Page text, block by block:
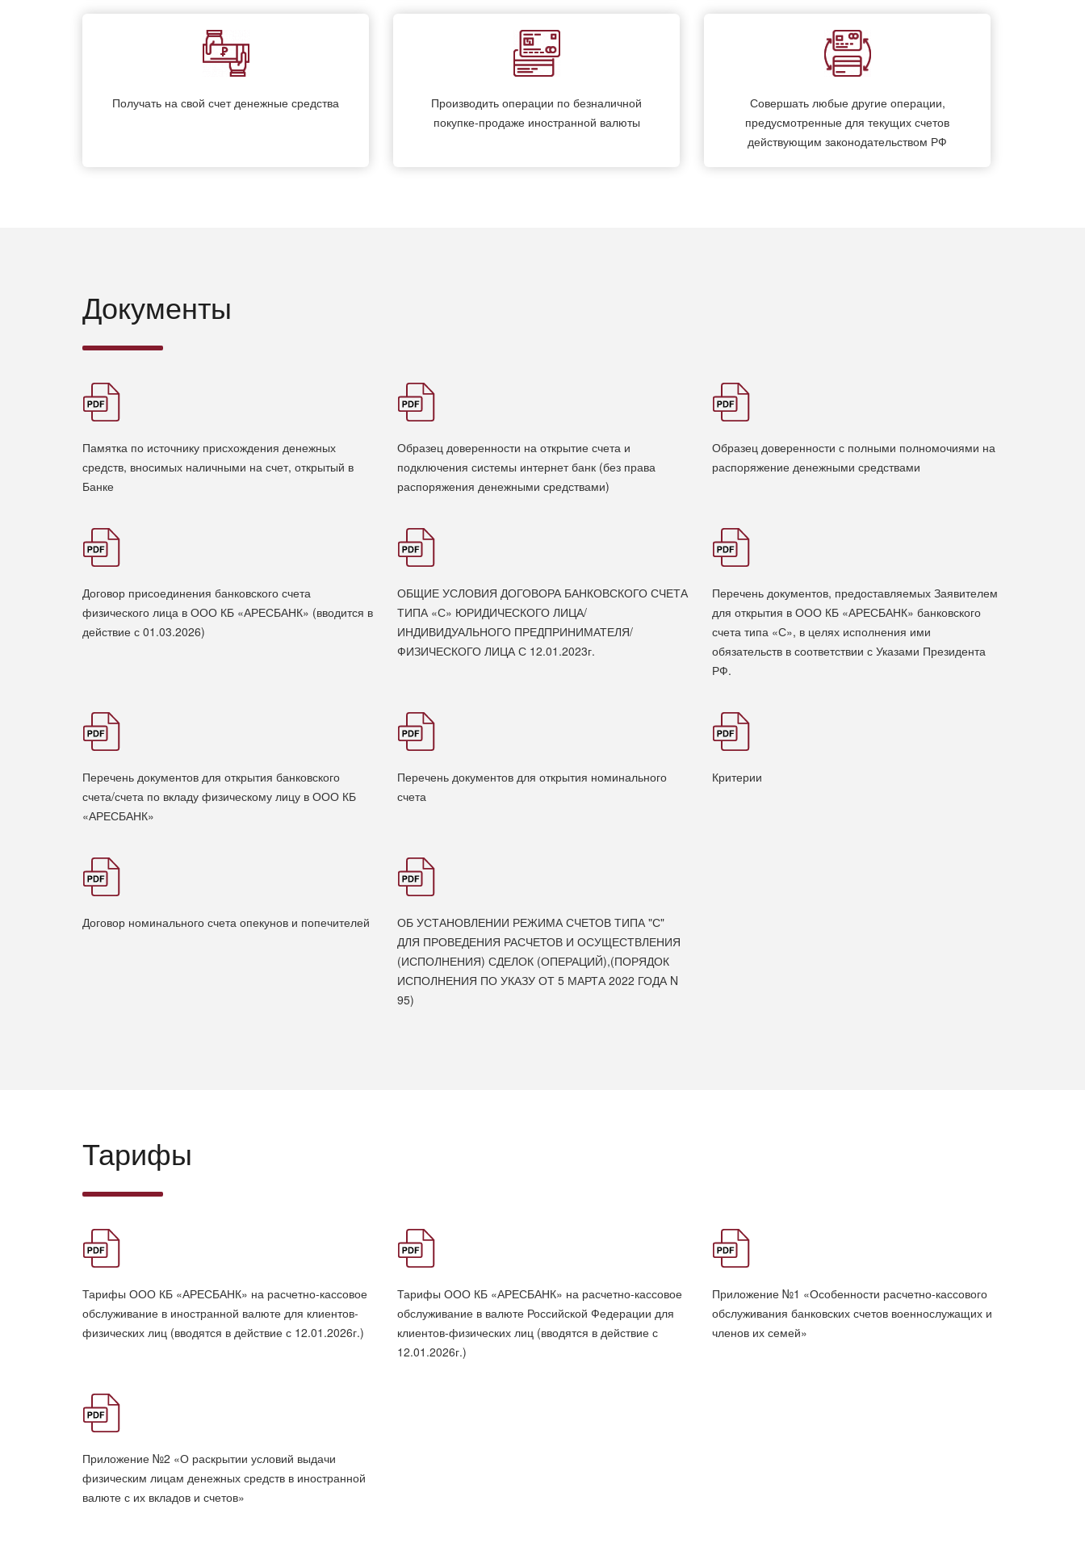
Получать на свой счет денежные средства
Производить операции по безналичной
покупке-продаже иностранной валюты
Совершать любые другие операции,
предусмотренные для текущих счетов
действующим законодательством РФ
Документы
Памятка по источнику присхождения денежных
средств, вносимых наличными на счет, открытый в
Банке
Образец доверенности на открытие счета и
подключения системы интернет банк (без права
распоряжения денежными средствами)
Образец доверенности с полными полномочиями на
распоряжение денежными средствами
Договор присоединения банковского счета
физического лица в ООО КБ «АРЕСБАНК» (вводится в
действие с 01.03.2026)
ОБЩИЕ УСЛОВИЯ ДОГОВОРА БАНКОВСКОГО СЧЕТА
ТИПА «С» ЮРИДИЧЕСКОГО ЛИЦА/
ИНДИВИДУАЛЬНОГО ПРЕДПРИНИМАТЕЛЯ/
ФИЗИЧЕСКОГО ЛИЦА С 12.01.2023г.
Перечень документов, предоставляемых Заявителем
для открытия в ООО КБ «АРЕСБАНК» банковского
счета типа «С», в целях исполнения ими
обязательств в соответствии с Указами Президента
РФ.
Перечень документов для открытия банковского
счета/счета по вкладу физическому лицу в ООО КБ
«АРЕСБАНК»
Перечень документов для открытия номинального
счета
Критерии
Договор номинального счета опекунов и попечителей
ОБ УСТАНОВЛЕНИИ РЕЖИМА СЧЕТОВ ТИПА "С"
ДЛЯ ПРОВЕДЕНИЯ РАСЧЕТОВ И ОСУЩЕСТВЛЕНИЯ
(ИСПОЛНЕНИЯ) СДЕЛОК (ОПЕРАЦИЙ),(ПОРЯДОК
ИСПОЛНЕНИЯ ПО УКАЗУ ОТ 5 МАРТА 2022 ГОДА N
95)
Тарифы
Тарифы ООО КБ «АРЕСБАНК» на расчетно-кассовое
обслуживание в иностранной валюте для клиентов-
физических лиц (вводятся в действие с 12.01.2026г.)
Тарифы ООО КБ «АРЕСБАНК» на расчетно-кассовое
обслуживание в валюте Российской Федерации для
клиентов-физических лиц (вводятся в действие с
12.01.2026г.)
Приложение №1 «Особенности расчетно-кассового
обслуживания банковских счетов военнослужащих и
членов их семей»
Приложение №2 «О раскрытии условий выдачи
физическим лицам денежных средств в иностранной
валюте с их вкладов и счетов»